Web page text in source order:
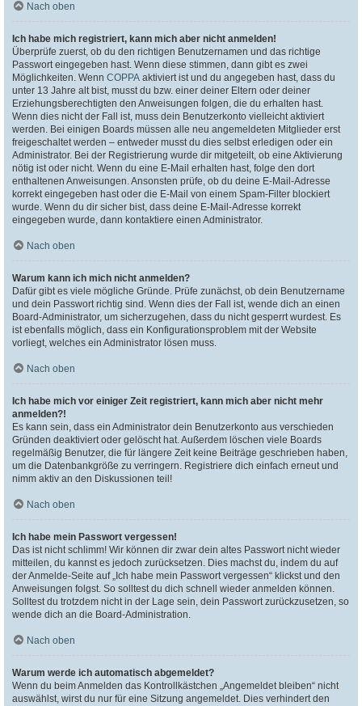
Nach oben
Ich habe mich registriert, kann mich aber nicht anmelden!
Überprüfe zuerst, ob du den richtigen Benutzernamen und das richtige
Passwort eingegeben hast. Wenn diese stimmen, dann gibt es zwei
Möglichkeiten. Wenn COPPA aktiviert ist und du angegeben hast, dass du
unter 13 Jahre alt bist, musst du bzw. einer deiner Eltern oder deiner
Erziehungsberechtigten den Anweisungen folgen, die du erhalten hast.
Wenn dies nicht der Fall ist, muss dein Benutzerkonto vielleicht aktiviert
werden. Bei einigen Boards müssen alle neu angemeldeten Mitglieder erst
freigeschaltet werden – entweder musst du dies selbst erledigen oder ein
Administrator. Bei der Registrierung wurde dir mitgeteilt, ob eine Aktivierung
nötig ist oder nicht. Wenn du eine E-Mail erhalten hast, folge den dort
enthaltenen Anweisungen. Ansonsten prüfe, ob du deine E-Mail-Adresse
korrekt eingegeben hast oder die E-Mail von einem Spam-Filter blockiert
wurde. Wenn du dir sicher bist, dass deine E-Mail-Adresse korrekt
eingegeben wurde, dann kontaktiere einen Administrator.
Nach oben
Warum kann ich mich nicht anmelden?
Dafür gibt es viele mögliche Gründe. Prüfe zunächst, ob dein Benutzername
und dein Passwort richtig sind. Wenn dies der Fall ist, wende dich an einen
Board-Administrator, um sicherzugehen, dass du nicht gesperrt wurdest. Es
ist ebenfalls möglich, dass ein Konfigurationsproblem mit der Website
vorliegt, welches ein Administrator lösen muss.
Nach oben
Ich habe mich vor einiger Zeit registriert, kann mich aber nicht mehr
anmelden?!
Es kann sein, dass ein Administrator dein Benutzerkonto aus verschieden
Gründen deaktiviert oder gelöscht hat. Außerdem löschen viele Boards
regelmäßig Benutzer, die für längere Zeit keine Beiträge geschrieben haben,
um die Datenbankgröße zu verringern. Registriere dich einfach erneut und
nimm aktiv an den Diskussionen teil!
Nach oben
Ich habe mein Passwort vergessen!
Das ist nicht schlimm! Wir können dir zwar dein altes Passwort nicht wieder
mitteilen, du kannst es jedoch zurücksetzen. Dies machst du, indem du auf
der Anmelde-Seite auf „Ich habe mein Passwort vergessen“ klickst und den
Anweisungen folgst. So solltest du dich schnell wieder anmelden können.
Solltest du trotzdem nicht in der Lage sein, dein Passwort zurückzusetzen, so
wende dich an die Board-Administration.
Nach oben
Warum werde ich automatisch abgemeldet?
Wenn du beim Anmelden das Kontrollkästchen „Angemeldet bleiben“ nicht
auswählst, wirst du nur für eine Sitzung angemeldet. Dies verhindert den